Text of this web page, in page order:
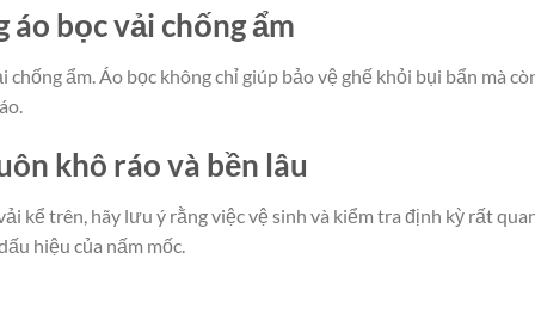
áo bọc vải chống ẩm
ẩm. Áo bọc không chỉ giúp bảo vệ ghế khỏi bụi bẩn mà
khô ráo và bền lâu
kể trên, hãy lưu ý rằng việc vệ sinh và kiểm tra định kỳ rất
hiệu của nấm mốc.